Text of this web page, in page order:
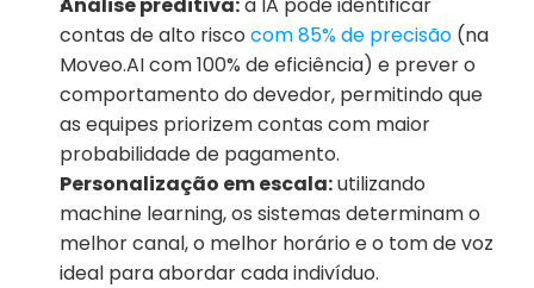
contas de alto risco com 85% de precisão (na
Moveo.AI com 100% de eficiência) e prever o
comportamento do devedor, permitindo que
as equipes priorizem contas com maior
probabilidade de pagamento.
Personalização em escala: utilizando
machine learning, os sistemas determinam o
melhor canal, o melhor horário e o tom de voz
ideal para abordar cada indivíduo.